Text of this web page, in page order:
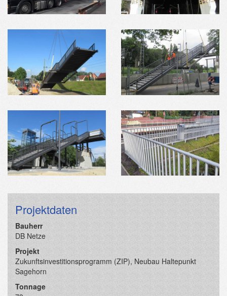
Projektdaten
Bauherr
DB Netze
Projekt
Zukunftsinvestitionsprogramm (ZIP), Neubau Haltepunkt
Sagehorn
Tonnage